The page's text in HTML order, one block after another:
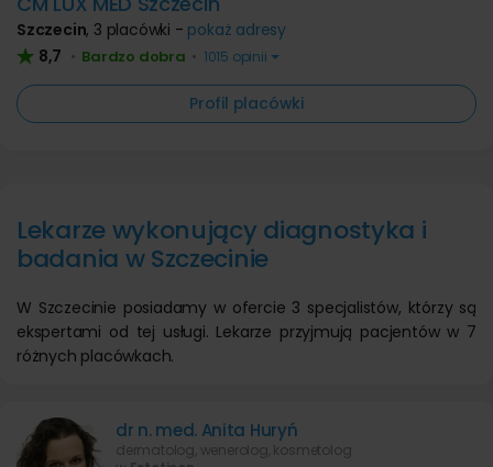
Szczecin,3 placówki - pokaż adresy
8,7 • Bardzo dobra • 1015 opinii
Profil placówki
Lekarze wykonujący diagnostyka i
badania w Szczecinie
W Szczecinie posiadamy w ofercie 3 specjalistów, którzy są
ekspertami od tej usługi. Lekarze przyjmują pacjentów w 7
różnych placówkach.
dr n. med. Anita Huryń
dermatolog, wenerolog, kosmetolog